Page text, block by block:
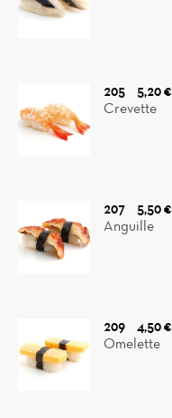
205
5,20 €
Crevette
207
5,50 €
Anguille
209
4,50 €
Omelette